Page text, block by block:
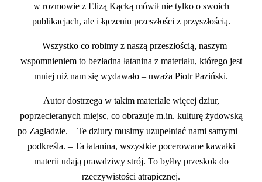
w rozmowie z Elizą Kącką mówił nie tylko o swoich
publikacjach, ale i łączeniu przeszłości z przyszłością.
– Wszystko co robimy z naszą przeszłością, naszym
wspomnieniem to bezładna łatanina z materiału, którego jest
mniej niż nam się wydawało – uważa Piotr Paziński.
Autor dostrzega w takim materiale więcej dziur,
poprzecieranych miejsc, co obrazuje m.in. kulturę żydowską
po Zagładzie. – Te dziury musimy uzupełniać nami samymi –
podkreśla. – Ta łatanina, wszystkie pocerowane kawałki
materii udają prawdziwy strój. To byłby przeskok do
rzeczywistości atrapicznej.